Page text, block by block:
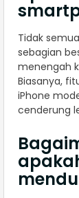
Tidak
sebagian
menengah
Biasanya,
iPhone
cenderung